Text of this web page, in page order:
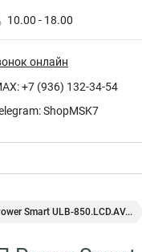
10.00 - 18.00
онлайн
+7 (936) 132-34-54
ShopMSK7
Smart ULB-850.LCD.AV...